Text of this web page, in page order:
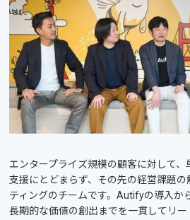
エンタープライズ規模の顧客に対して
支援にとどまらず、その先の経営課題
ティングのチームです。Autifyの導入か
長期的な価値の創出までを一貫してリ